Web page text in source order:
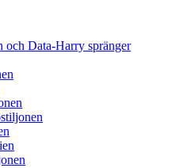
och Data-Harry spränger